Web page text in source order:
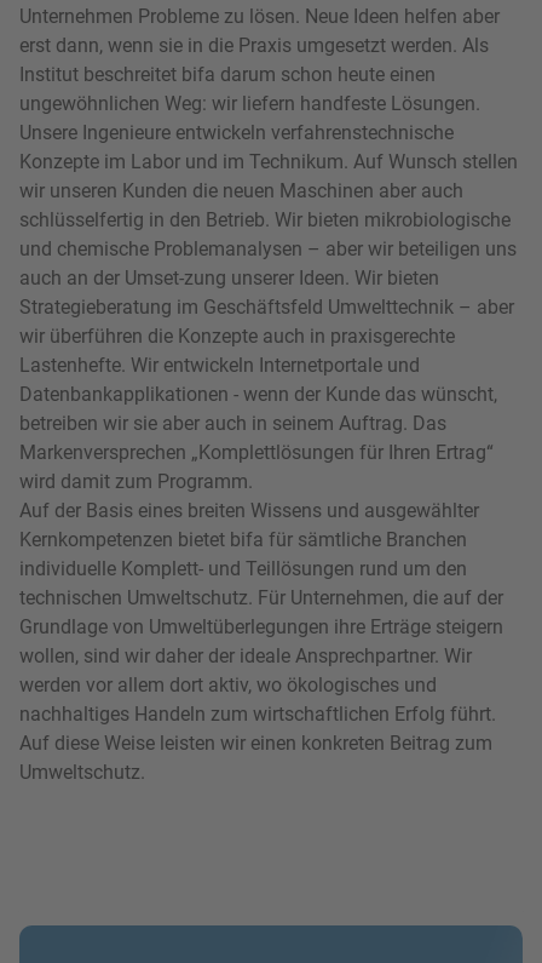
Unternehmen Probleme zu lösen. Neue Ideen helfen aber
erst dann, wenn sie in die Praxis umgesetzt werden. Als
Institut beschreitet bifa darum schon heute einen
ungewöhnlichen Weg: wir liefern handfeste Lösungen.
Unsere Ingenieure entwickeln verfahrenstechnische
Konzepte im Labor und im Technikum. Auf Wunsch stellen
wir unseren Kunden die neuen Maschinen aber auch
schlüsselfertig in den Betrieb. Wir bieten mikrobiologische
und chemische Problemanalysen – aber wir beteiligen uns
auch an der Umset-zung unserer Ideen. Wir bieten
Strategieberatung im Geschäftsfeld Umwelttechnik – aber
wir überführen die Konzepte auch in praxisgerechte
Lastenhefte. Wir entwickeln Internetportale und
Datenbankapplikationen - wenn der Kunde das wünscht,
betreiben wir sie aber auch in seinem Auftrag. Das
Markenversprechen „Komplettlösungen für Ihren Ertrag“
wird damit zum Programm.
Auf der Basis eines breiten Wissens und ausgewählter
Kernkompetenzen bietet bifa für sämtliche Branchen
individuelle Komplett- und Teillösungen rund um den
technischen Umweltschutz. Für Unternehmen, die auf der
Grundlage von Umweltüberlegungen ihre Erträge steigern
wollen, sind wir daher der ideale Ansprechpartner. Wir
werden vor allem dort aktiv, wo ökologisches und
nachhaltiges Handeln zum wirtschaftlichen Erfolg führt.
Auf diese Weise leisten wir einen konkreten Beitrag zum
Umweltschutz.